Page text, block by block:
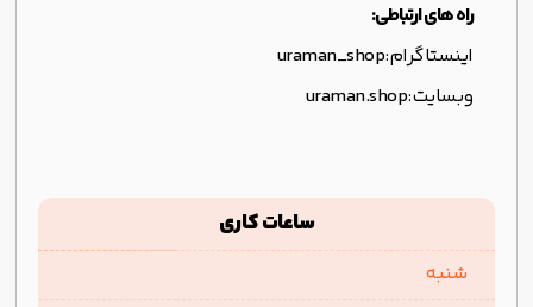
راه های ارتباطی:
اینستاگرام:uraman_shop
وبسایت:uraman.shop
ساعات کاری
شنبه